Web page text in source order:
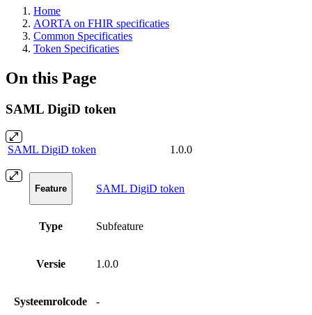
Home
AORTA on FHIR specificaties
Common Specificaties
Token Specificaties
On this Page
SAML DigiD token
SAML DigiD token 1.0.0
Feature SAML DigiD token
Type Subfeature
Versie 1.0.0
Systeemrolcode -